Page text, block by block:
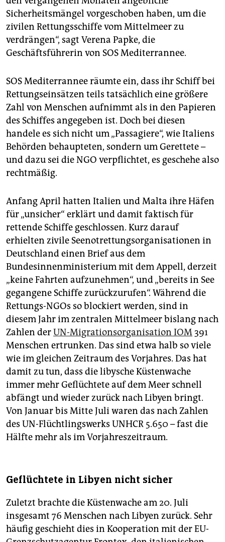
Sicherheitsmängel vorgeschoben haben, um die
zivilen Rettungsschiffe vom Mittelmeer zu
verdrängen“, sagt Verena Papke, die
Geschäftsführerin von SOS Mediterrannee.
SOS Mediterrannee räumte ein, dass ihr Schiff bei
Rettungseinsätzen teils tatsächlich eine größere
Zahl von Menschen aufnimmt als in den Papieren
des Schiffes angegeben ist. Doch bei diesen
handele es sich nicht um „Passagiere“, wie Italiens
Behörden behaupteten, sondern um Gerettete –
und dazu sei die NGO verpflichtet, es geschehe also
rechtmäßig.
Anfang April hatten Italien und Malta ihre Häfen
für „unsicher“ erklärt und damit faktisch für
rettende Schiffe geschlossen. Kurz darauf
erhielten zivile Seenotrettungsorganisationen in
Deutschland einen Brief aus dem
Bundesinnenministerium mit dem Appell, derzeit
„keine Fahrten aufzunehmen“, und „bereits in See
gegangene Schiffe zurückzurufen“. Während die
Rettungs-NGOs so blockiert werden, sind in
diesem Jahr im zentralen Mittelmeer bislang nach
Zahlen derUN-Migrationsorganisation IOM 391
Menschen ertrunken. Das sind etwa halb so viele
wie im gleichen Zeitraum des Vorjahres. Das hat
damit zu tun, dass die libysche Küstenwache
immer mehr Geflüchtete auf dem Meer schnell
abfängt und wieder zurück nach Libyen bringt.
Von Januar bis Mitte Juli waren das nach Zahlen
des UN-Flüchtlingswerks UNHCR 5.650 – fast die
Hälfte mehr als im Vorjahreszeitraum.
Geflüchtete in Libyen nicht sicher
Zuletzt brachte die Küstenwache am 20. Juli
insgesamt 76 Menschen nach Libyen zurück. Sehr
häufig geschieht dies in Kooperation mit der EU-